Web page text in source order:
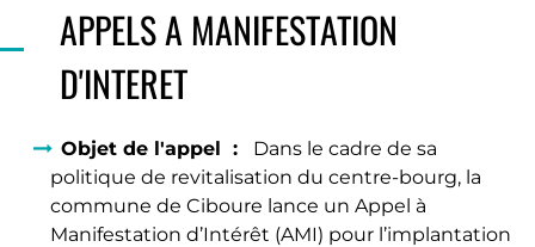
APPELS A MANIFESTATION
D'INTERET
Objet de l'appel :
Dans le cadre de sa
politique de revitalisation du centre-bourg, la
commune de Ciboure lance un Appel à
Manifestation d’Intérêt (AMI) pour l’implantation